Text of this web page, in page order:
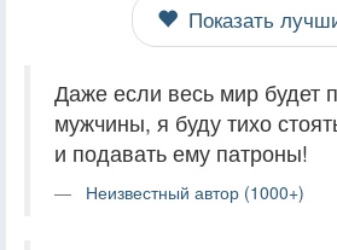
Показать
Даже если весь мир будет
мужчины, я буду тихо
и подавать ему патроны!
Неизвестный автор (1000+)